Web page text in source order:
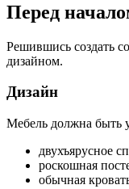
Перед
Решившись создать
дизайном.
Дизайн
Мебель должна быть
двухъярусное
роскошная
обычная